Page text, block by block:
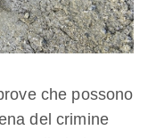
che possono
del crimine